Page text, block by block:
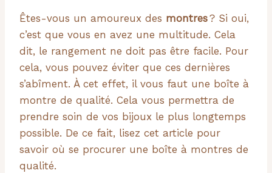
Êtes-vous un amoureux des montres? Si oui,
c’est que vous en avez une multitude. Cela
dit, le rangement ne doit pas être facile. Pour
cela, vous pouvez éviter que ces dernières
s’abîment. À cet effet, il vous faut une boîte à
montre de qualité. Cela vous permettra de
prendre soin de vos bijoux le plus longtemps
possible. De ce fait, lisez cet article pour
savoir où se procurer une boîte à montres de
qualité.